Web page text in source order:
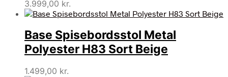
3.999,00 kr.
Base Spisebordsstol Metal
Polyester H83 Sort Beige
1.499,00 kr.